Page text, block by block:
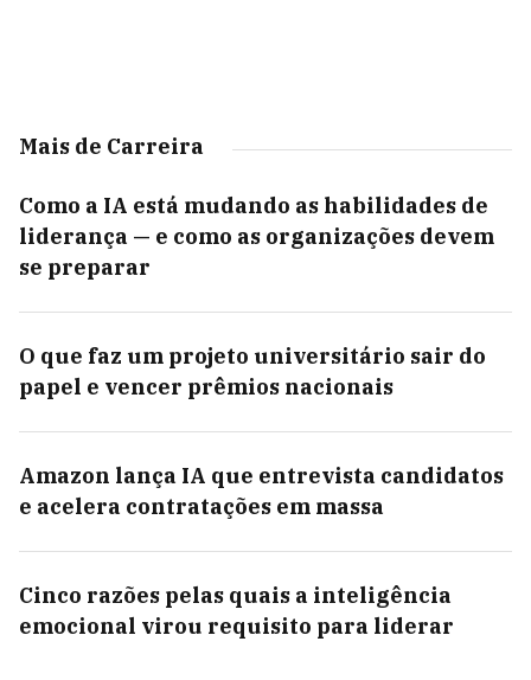
Mais de Carreira
Como a IA está mudando as habilidades de
liderança — e como as organizações devem
se preparar
O que faz um projeto universitário sair do
papel e vencer prêmios nacionais
Amazon lança IA que entrevista candidatos
e acelera contratações em massa
Cinco razões pelas quais a inteligência
emocional virou requisito para liderar